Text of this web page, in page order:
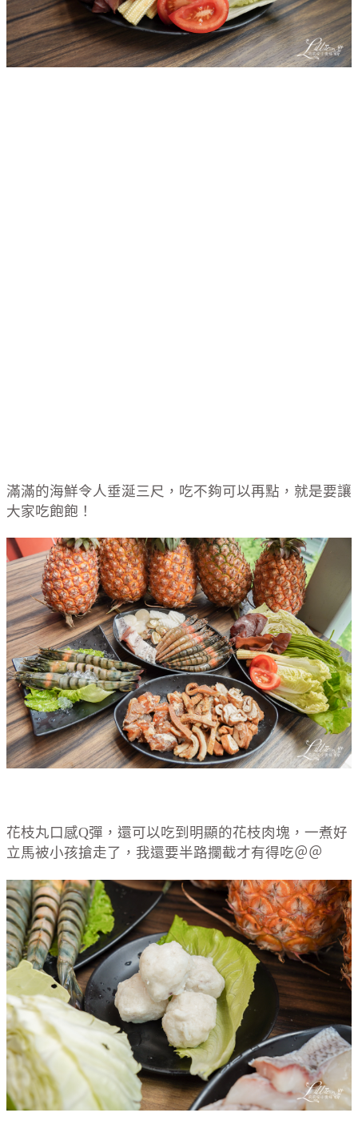
滿滿的海鮮令人垂涎三尺，吃不夠可以再點，就是要讓
大家吃飽飽！
花枝丸口感Q彈，還可以吃到明顯的花枝肉塊，一煮好
立馬被小孩搶走了，我還要半路攔截才有得吃＠＠